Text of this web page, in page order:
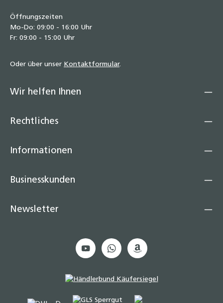
Öffnungszeiten
Mo-Do: 09:00 - 16:00 Uhr
Fr: 09:00 - 15:00 Uhr
Oder über unser Kontaktformular.
Wir helfen Ihnen
Rechtliches
Informationen
Businesskunden
Newsletter